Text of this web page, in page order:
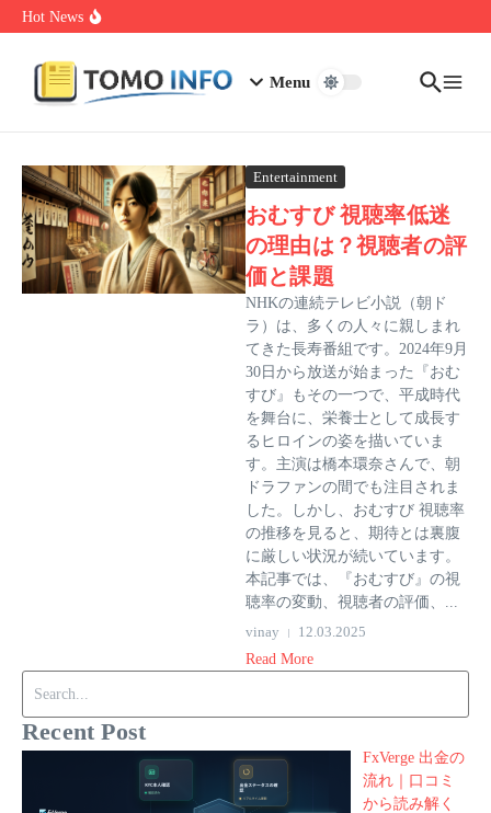
Skip to content
Hot News
Nakrutka Instagram Like: Why Free Offers Cost You More Later
Menu
Entertainment
おむすび 視聴率低迷
の理由は？視聴者の評
価と課題
NHKの連続テレビ小説（朝ド
ラ）は、多くの人々に親しまれ
てきた長寿番組です。2024年9月
30日から放送が始まった『おむ
すび』もその一つで、平成時代
を舞台に、栄養士として成長す
るヒロインの姿を描いていま
す。主演は橋本環奈さんで、朝
ドラファンの間でも注目されま
した。しかし、おむすび 視聴率
の推移を見ると、期待とは裏腹
に厳しい状況が続いています。
本記事では、『おむすび』の視
聴率の変動、視聴者の評価、...
vinay
12.03.2025
Read More
Recent Post
FxVerge 出金の
流れ｜口コミ
から読み解く